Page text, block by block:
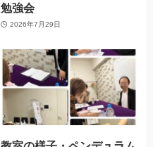
勉強会
2026年7月29日